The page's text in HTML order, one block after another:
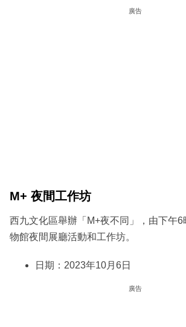
廣告
M+ 夜間工作坊
西九文化區舉辦「M+夜不同」，由下午
物館夜間展廳活動和工作坊。
日期：2023年10月6日
廣告